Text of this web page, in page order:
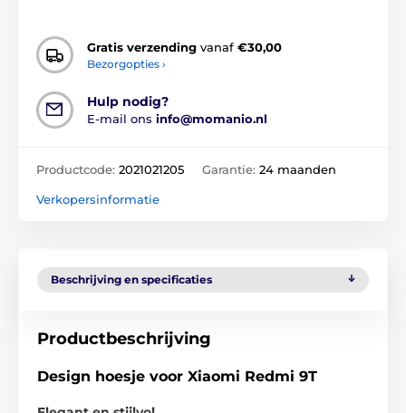
Gratis verzending vanaf €30,00
Bezorgopties ›
Hulp nodig?
E-mail ons info@momanio.nl
Productcode: 2021021205 Garantie: 24 maanden
Verkopersinformatie
Beschrijving en specificaties
Productbeschrijving
Design hoesje voor Xiaomi Redmi 9T